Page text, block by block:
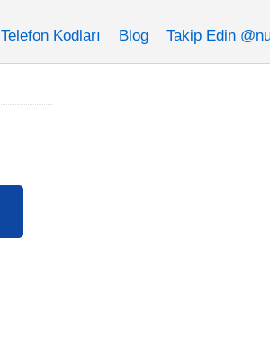
Telefon Kodları Blog Takip Edin